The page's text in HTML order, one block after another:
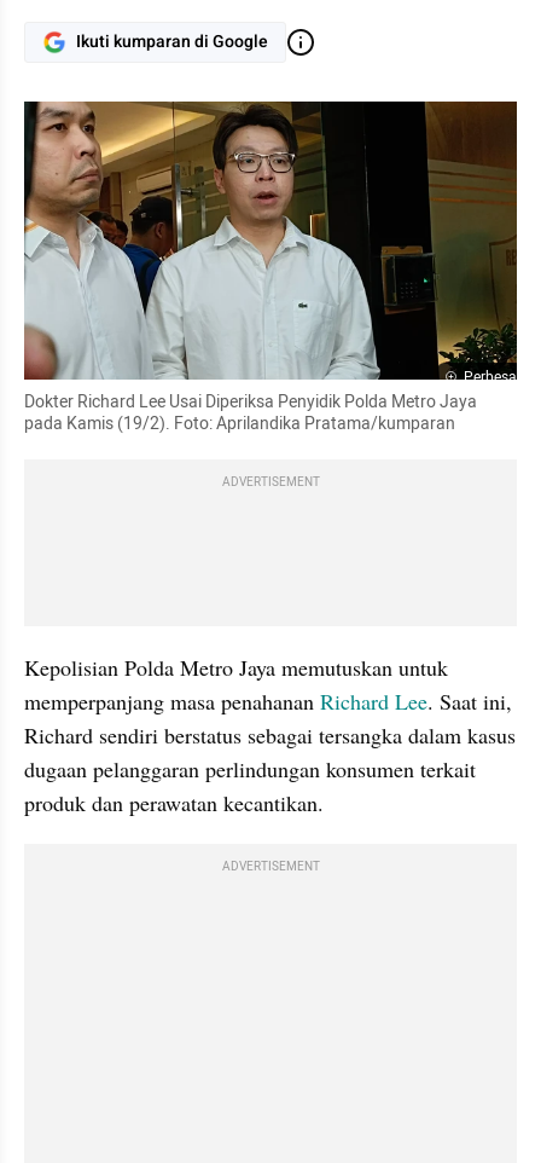
Ikuti kumparan di Google
Perbesar
Dokter Richard Lee Usai Diperiksa Penyidik Polda Metro Jaya
pada Kamis (19/2). Foto: Aprilandika Pratama/kumparan
ADVERTISEMENT
Kepolisian Polda Metro Jaya memutuskan untuk
memperpanjang masa penahanan Richard Lee. Saat ini,
Richard sendiri berstatus sebagai tersangka dalam kasus
dugaan pelanggaran perlindungan konsumen terkait
produk dan perawatan kecantikan.
ADVERTISEMENT